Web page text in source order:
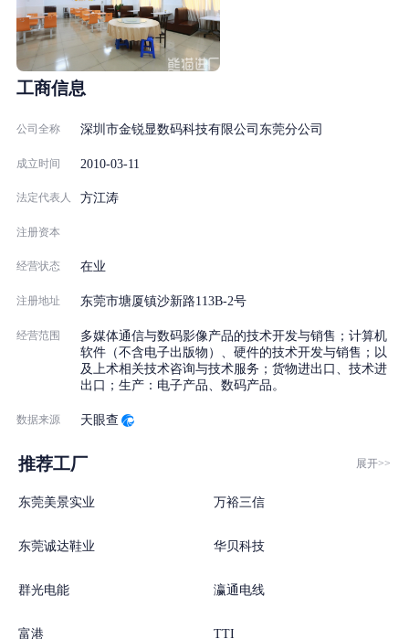
工商信息
公司全称 深圳市金锐显数码科技有限公司东莞分公司
成立时间 2010-03-11
法定代表人 方江涛
注册资本
经营状态 在业
注册地址 东莞市塘厦镇沙新路113B-2号
经营范围
多媒体通信与数码影像产品的技术开发与销售；计算机
软件（不含电子出版物）、硬件的技术开发与销售；以
及上术相关技术咨询与技术服务；货物进出口、技术进
出口；生产：电子产品、数码产品。
数据来源 天眼查
推荐工厂 展开>>
东莞美景实业 万裕三信
东莞诚达鞋业 华贝科技
群光电能 瀛通电线
富港 TTI